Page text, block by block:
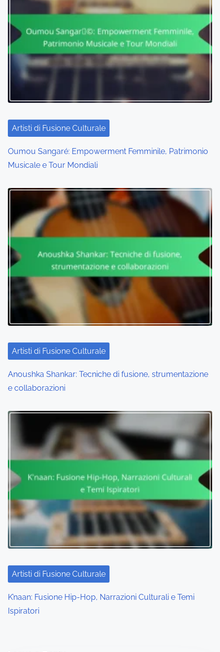
Artisti di Fusione Culturale
Oumou Sangaré: Empowerment Femminile, Patrimonio
Musicale e Tour Mondiali
Artisti di Fusione Culturale
Anoushka Shankar: Tecniche di fusione, strumentazione
e collaborazioni
Artisti di Fusione Culturale
K’naan: Fusione Hip-Hop, Narrazioni Culturali e Temi
Ispiratori